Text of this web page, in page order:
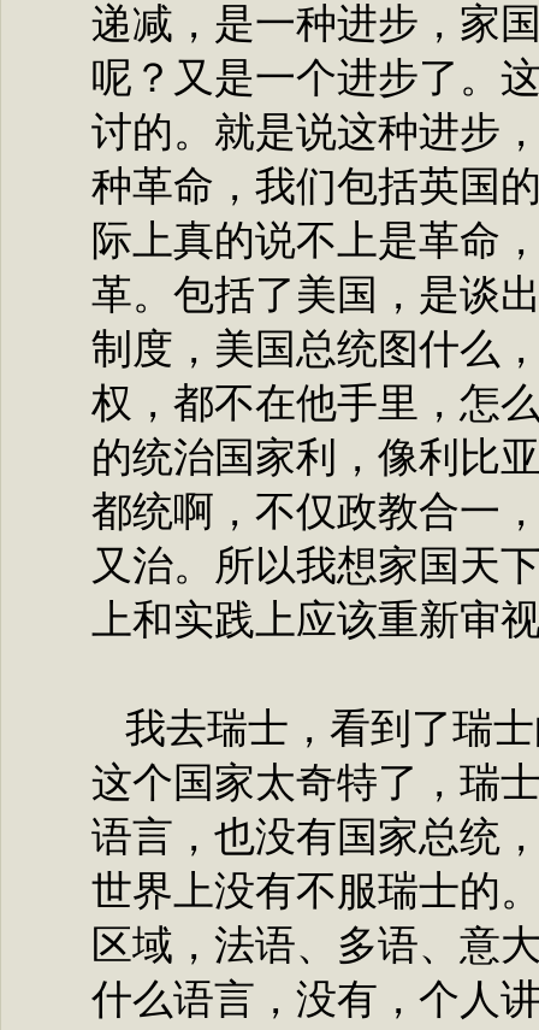
递减，是一种进步，家
呢？又是一个进步了。
讨的。就是说这种进步
种革命，我们包括英国
际上真的说不上是革命
革。包括了美国，是谈
制度，美国总统图什么
权，都不在他手里，怎
的统治国家利，像利比
都统啊，不仅政教合一
又治。所以我想家国天
上和实践上应该重新审
我去瑞士，看到了瑞
这个国家太奇特了，瑞
语言，也没有国家总统
世界上没有不服瑞士的
区域，法语、多语、意
什么语言，没有，个人